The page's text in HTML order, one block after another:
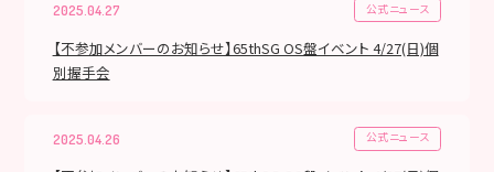
2025.04.27 公式ニュース
【不参加メンバーのお知らせ】65thSG OS盤イベント 4/27(日)個
別握手会
2025.04.26 公式ニュース